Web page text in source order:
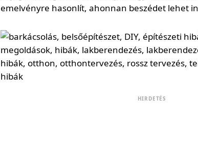
emelvényre hasonlít, ahonnan beszédet lehet
HIRDETÉS